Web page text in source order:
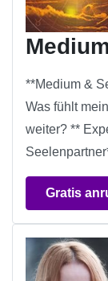
**Medium &
Was fühlt
weiter? **
Gratis